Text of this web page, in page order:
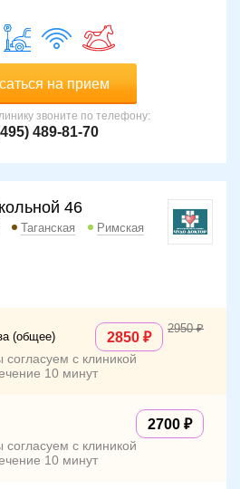
на прием
звоните по телефону:
489-81-70
46
Таганская
Римская
(общее) 2850
2950
с клиникой
10 минут
2700
с клиникой
10 минут